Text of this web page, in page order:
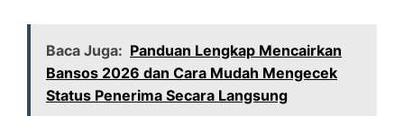
Baca Juga: Panduan Lengkap Mencairkan
Bansos 2026 dan Cara Mudah Mengecek
Status Penerima Secara Langsung